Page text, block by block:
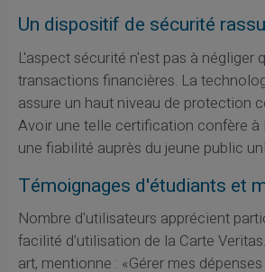
Un dispositif de sécurité
L'aspect sécurité n'est pas à négliger
transactions financières. La
assure un haut niveau de protection
Avoir une telle certification confère à
une fiabilité auprès du jeune public
Témoignages d'étudiants et
Nombre d'utilisateurs apprécient
facilité d'utilisation de la Carte
art, mentionne : «Gérer mes